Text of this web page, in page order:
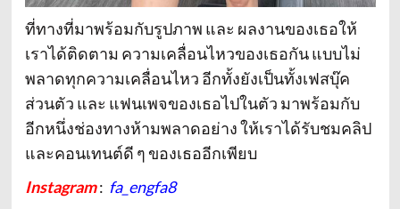
ที่ทางที่มาพร้อมกับรูปภาพ และ ผลงานของเธอให้
เราได้ติดตาม ความเคลื่อนไหวของเธอกัน แบบไม่
พลาดทุกความเคลื่อนไหว อีกทั้งยังเป็นทั้งเฟสบุ๊ค
ส่วนตัว และ แฟนเพจของเธอไปในตัว มาพร้อมกับ
อีกหนึ่งช่องทางห้ามพลาดอย่าง ให้เราได้รับชมคลิป
และคอนเทนต์ดี ๆ ของเธออีกเพียบ
Instagram: fa_engfa8